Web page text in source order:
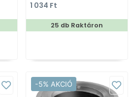
1 034 Ft
25 db Raktáron
-5% AKCIÓ